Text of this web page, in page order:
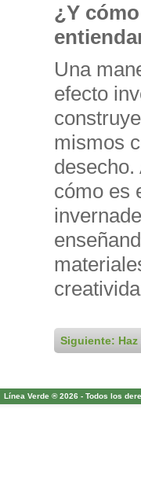
¿Y
Una
efecto
mismos
cómo es
Siguiente:
Línea Verde ® 2026 - Todos los